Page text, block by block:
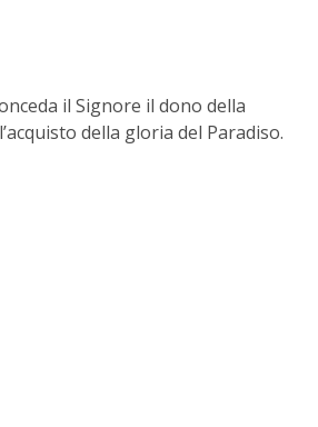
il Signore il dono della
della gloria del Paradiso.